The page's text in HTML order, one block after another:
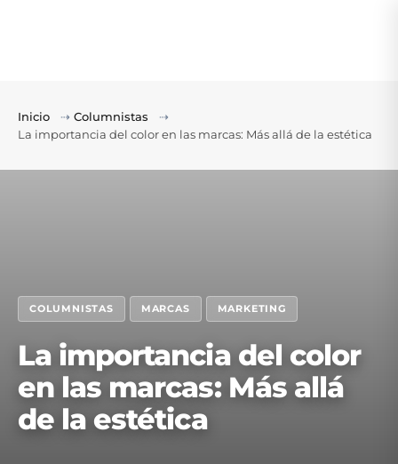
Inicio ⇢ Columnistas
⇢
La importancia del color en las marcas: Más allá de la estética
COLUMNISTAS MARCAS MARKETING
La importancia del color
en las marcas: Más allá
de la estética